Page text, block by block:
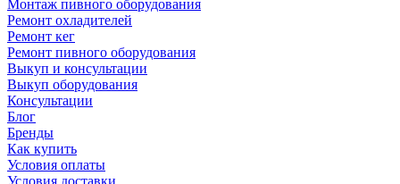
Монтаж пивного оборудования
Ремонт охладителей
Ремонт кег
Ремонт пивного оборудования
Выкуп и консультации
Выкуп оборудования
Консультации
Блог
Бренды
Как купить
Условия оплаты
Условия доставки